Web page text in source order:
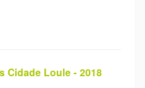
Cidade Loule - 2018